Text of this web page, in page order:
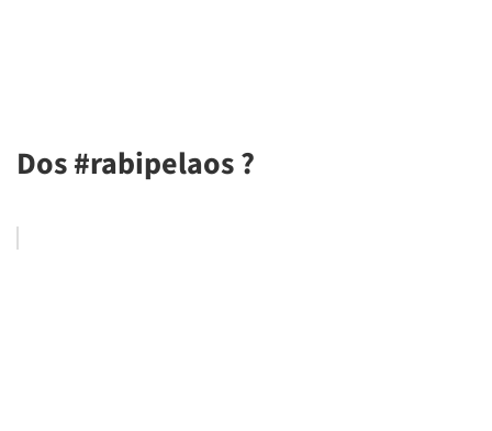
Dos #rabipelaos ?